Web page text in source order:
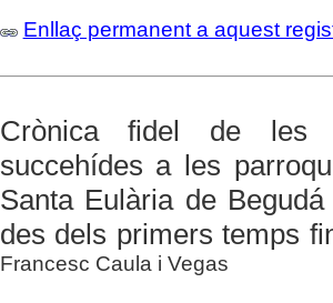
Enllaç permanent a aquest
Crònica fidel de les
succehídes a les
Santa Eulària de
des dels primers temps
Francesc Caula i Vegas